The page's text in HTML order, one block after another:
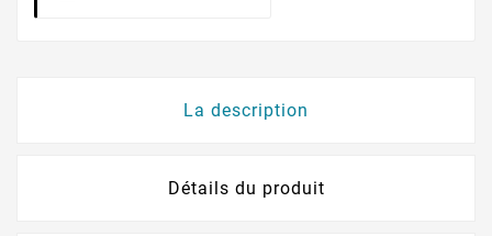
La description
Détails du produit